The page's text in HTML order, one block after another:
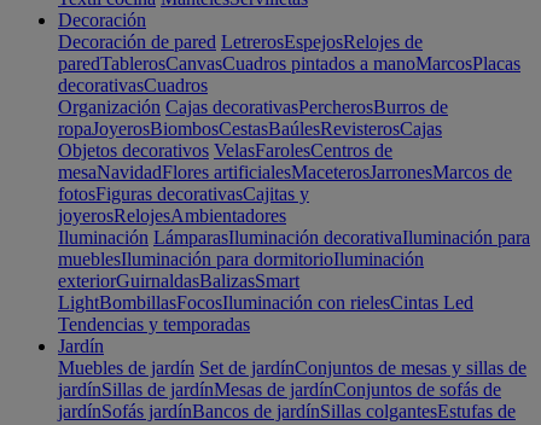
Decoración
Decoración de pared LetrerosEspejosRelojes de
paredTablerosCanvasCuadros pintados a manoMarcosPlacas
decorativasCuadros
Organización Cajas decorativasPercherosBurros de
ropaJoyerosBiombosCestasBaúlesRevisterosCajas
Objetos decorativos VelasFarolesCentros de
mesaNavidadFlores artificialesMaceterosJarronesMarcos de
fotosFiguras decorativasCajitas y
joyerosRelojesAmbientadores
Iluminación LámparasIluminación decorativaIluminación para
mueblesIluminación para dormitorioIluminación
exteriorGuirnaldasBalizasSmart
LightBombillasFocosIluminación con rielesCintas Led
Tendencias y temporadas
Jardín
Muebles de jardín Set de jardínConjuntos de mesas y sillas de
jardínSillas de jardínMesas de jardínConjuntos de sofás de
jardínSofás jardínBancos de jardínSillas colgantesEstufas de